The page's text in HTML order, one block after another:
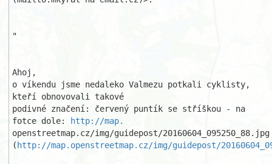
"
Ahoj,
o víkendu jsme nedaleko Valmezu potkali cyklisty,
kteří obnovovali takové
podivné značení: červený puntík se stříškou - na
fotce dole:
http://map.
openstreetmap.cz/img/guidepost/20160604_095250_88.jpg
( http://map.openstreetmap.cz/img/guidepost/